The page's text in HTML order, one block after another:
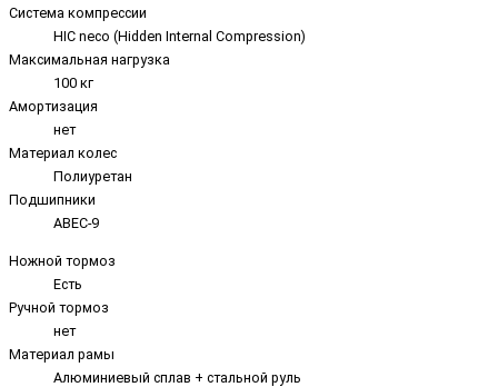
Система компрессии
HIC neco (Hidden Internal Compression)
Максимальная нагрузка
100 кг
Амортизация
нет
Материал колес
Полиуретан
Подшипники
ABEC-9
Ножной тормоз
Есть
Ручной тормоз
нет
Материал рамы
Алюминиевый сплав + стальной руль